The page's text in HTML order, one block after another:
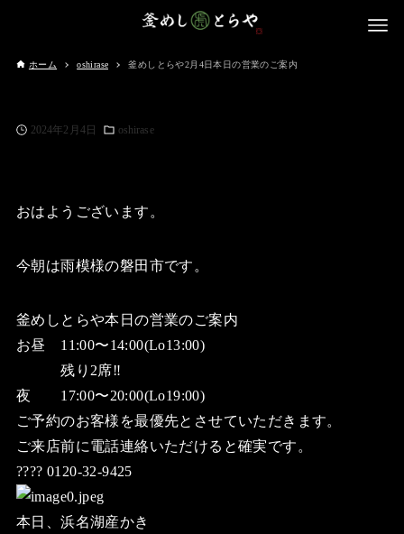
ホーム oshirase 釜めしとらや2月4日本日の営業のご案内
2024年2月4日 oshirase
おはようございます。
今朝は雨模様の磐田市です。
釜めしとらや本日の営業のご案内
お昼 11:00〜14:00(Lo13:00)
残り2席‼️
夜 17:00〜20:00(Lo19:00)
ご予約のお客様を最優先とさせていただきます。
ご来店前に電話連絡いただけると確実です。
???? 0120-32-9425
本日、浜名湖産かき